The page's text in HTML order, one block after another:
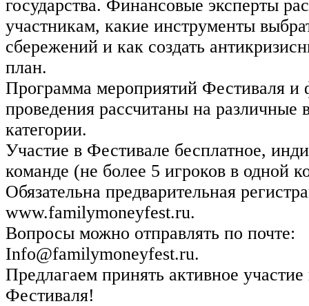
государства. Финансовые эксперты
участникам, какие инструменты
сбережений и как создать
план.
Программа мероприятий Фестиваля и
проведения рассчитаны на различные
категории.
Участие в Фестивале бесплатное,
команде (не более 5 игроков в одной
Обязательна предварительная
www.familymoneyfest.ru.
Вопросы можно отправлять по почте:
Info@familymoneyfest.ru.
Предлагаем принять активное
Фестиваля!